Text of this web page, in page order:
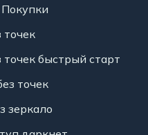
точек
точек быстрый старт
точек
зеркало